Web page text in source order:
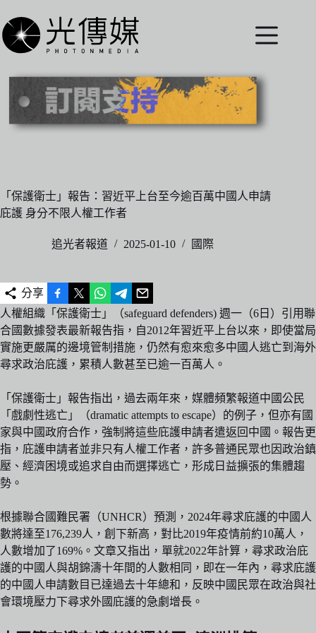
至
主
內
「保護衛士」報告：習近平上台至今逾百萬中國人申請
庇護 身分不限人權工作者
追光者報道 2025-01-10 國際
分享
人權組織「保護衛士」（safeguard defenders) 週一（6日）引用聯
合國數據發表最新報告指，自2012年習近平上台以來，即使當局
實施更嚴厲的邊境管制措施，仍然有愈來愈多中國人逃亡到海外
尋求政治庇護，累積人數甚至已逾一百萬人。
「保護衛士」報告指出，過去兩年來，媒體頻繁報道中國公民
「戲劇性逃亡」（dramatic attempts to escape）的例子，但亦有國
家與中國政府合作，強制將這些庇護申請者遣返回中國。報告更
指，庇護申請者並非只有人權工作者，許多普通民眾也因政治鎮
壓、經濟困境或追求自由而選擇逃亡，形成日益擴張的集體趨
勢。
根據聯合國難民署（UNHCR）預測，2024年尋求庇護的中國人
數將達至176,239人，創下新高，對比2019年疫情前約10萬人，
人數增加了169%。文章又指出，單就2022年計算，尋求政治庇
護的中國人與胡錦濤十年間的人數相同，即在一年內，尋求庇護
的中國人申請數目已達過去十年總和，反映中國民眾在政治與社
會環境壓力下尋求外國庇護的急劇增長。